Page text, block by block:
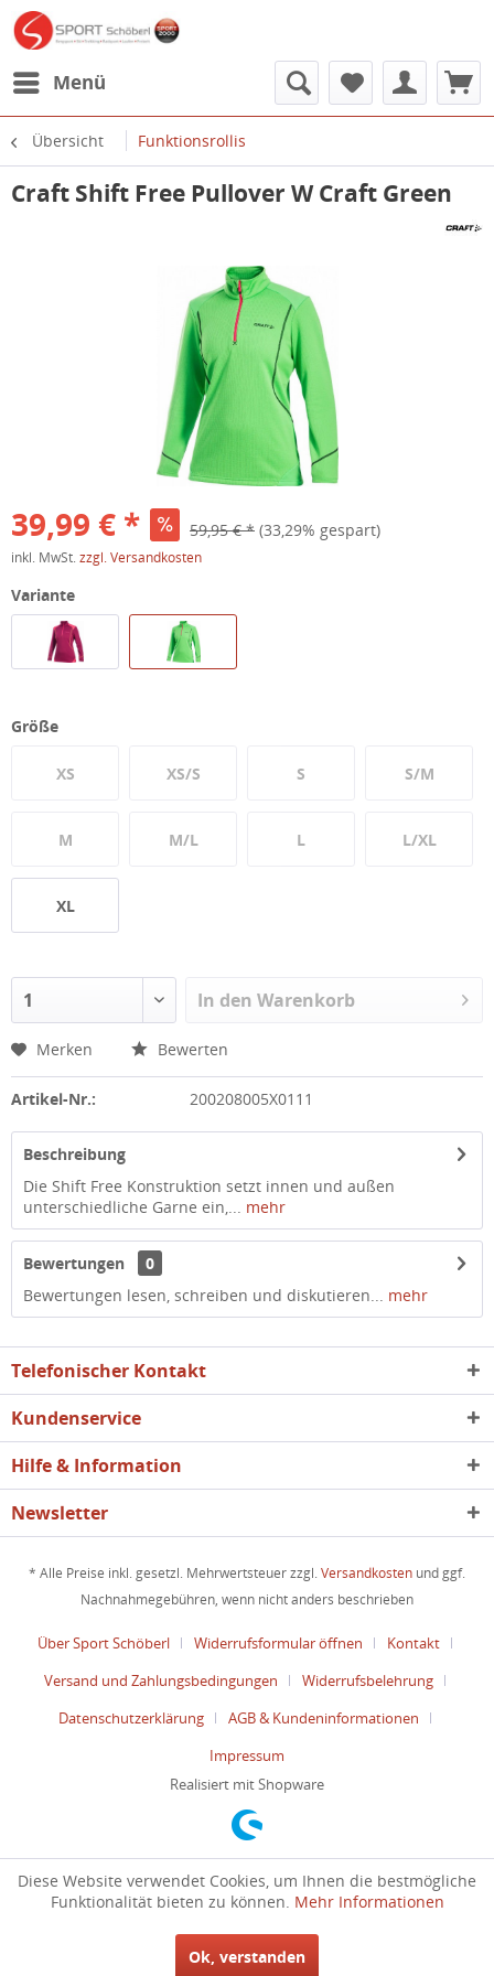
Menü
Übersicht Funktionsrollis
Craft Shift Free Pullover W Craft Green
39,99 € * 59,95 € * (33,29% gespart)
inkl. MwSt. zzgl. Versandkosten
Variante
Größe
XS XS/S S S/M
M M/L L L/XL
XL
In den Warenkorb
Merken Bewerten
Artikel-Nr.: 200208005X0111
Beschreibung
Die Shift Free Konstruktion setzt innen und außen
unterschiedliche Garne ein,... mehr
Bewertungen
0
Bewertungen lesen, schreiben und diskutieren... mehr
Telefonischer Kontakt
Kundenservice
Hilfe & Information
Newsletter
* Alle Preise inkl. gesetzl. Mehrwertsteuer zzgl. Versandkosten und ggf.
Nachnahmegebühren, wenn nicht anders beschrieben
Über Sport Schöberl Widerrufsformular öffnen
Kontakt
Versand und Zahlungsbedingungen
Widerrufsbelehrung
Datenschutzerklärung
AGB & Kundeninformationen
Impressum
Realisiert mit Shopware
Diese Website verwendet Cookies, um Ihnen die bestmögliche
Funktionalität bieten zu können. Mehr Informationen
Ok, verstanden